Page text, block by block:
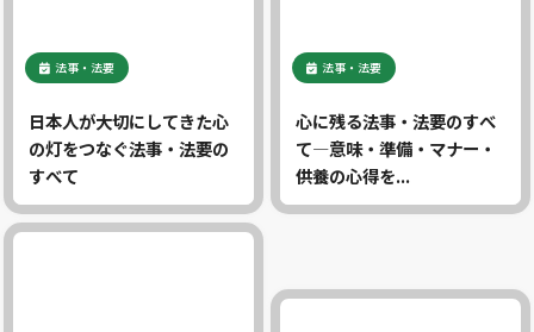
法事・法要
日本人が大切にしてきた心
の灯をつなぐ法事・法要の
すべて
法事・法要
心に残る法事・法要のすべ
て―意味・準備・マナー・
供養の心得を...